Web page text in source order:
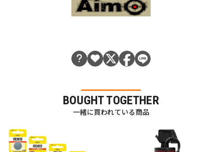
BOUGHT TOGETHER
一緒に買われている商品